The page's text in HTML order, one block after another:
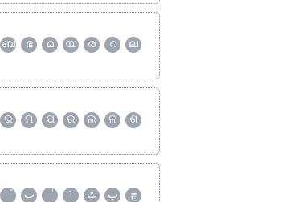
ബ ഭ മ യ ര റ
ല
ଭ ମ ଯ ର ଲ ଳ
ଶ
ٮ ٲ ٹ پ
چ